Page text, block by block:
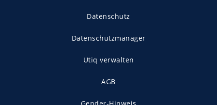
Datenschutz
Datenschutzmanager
Utiq verwalten
AGB